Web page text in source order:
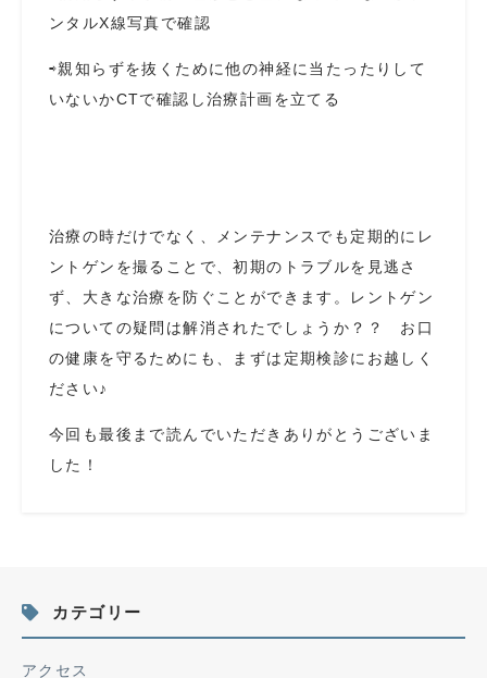
ンタルX線写真で確認
⇨親知らずを抜くために他の神経に当たったりして
いないかCTで確認し治療計画を立てる
治療の時だけでなく、メンテナンスでも定期的にレ
ントゲンを撮ることで、初期のトラブルを見逃さ
ず、大きな治療を防ぐことができます。レントゲン
についての疑問は解消されたでしょうか？？ お口
の健康を守るためにも、まずは定期検診にお越しく
ださい♪
今回も最後まで読んでいただきありがとうございま
した！
カテゴリー
アクセス